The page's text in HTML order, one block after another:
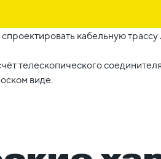
кабельную
телескопического
виде.